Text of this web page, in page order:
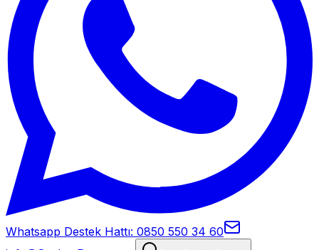
Whatsapp Destek Hattı: 0850 550 34 60